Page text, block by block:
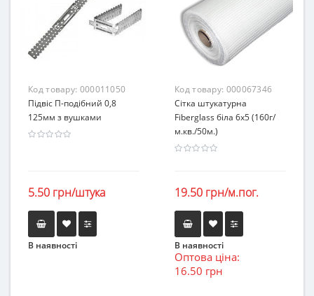
Код товару: 000011050
Підвіс П-подібний 0,8
125мм з вушками
5.50 грн/штука
В наявності
Код товару: 000067346
Сітка штукатурна
Fiberglass біла 6х5 (160г/
м.кв./50м.)
19.50 грн/м.пог.
В наявності
Оптова ціна:
16.50 грн